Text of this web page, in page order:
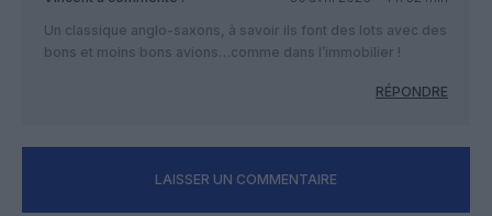
Un classique anglo-saxons, à savoir ils font des lots avec des
bons et moins bons avions…comme dans l’immobilier !
RÉPONDRE
LAISSER UN COMMENTAIRE